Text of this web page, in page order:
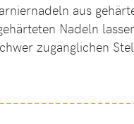
aus
Nadeln
zugänglichen